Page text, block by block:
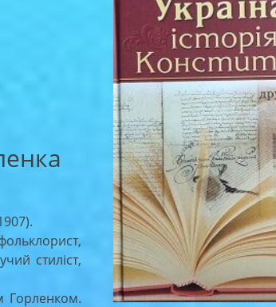
стиліст,
Горленком.